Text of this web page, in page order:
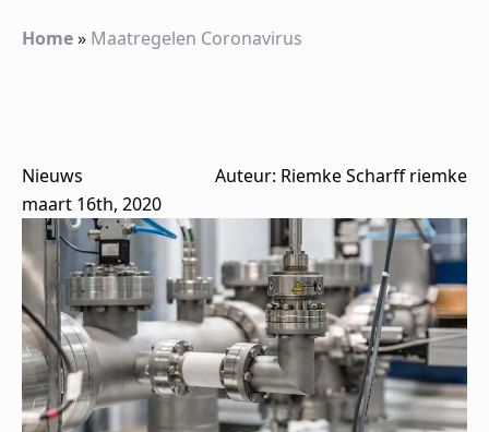
Home» Maatregelen Coronavirus
Nieuws
maart 16th, 2020
Auteur: Riemke Scharff riemke